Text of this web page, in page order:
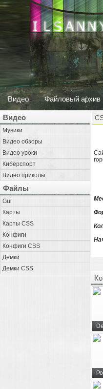
Видео Файловый архив
Видео
Мувики
Видео обзоры
Видео уроки
Киберспорт
Видео приколы
Файлы
Gui
Карты
Карты CSS
Конфиги
Конфиги CSS
Демки
Демки CSS